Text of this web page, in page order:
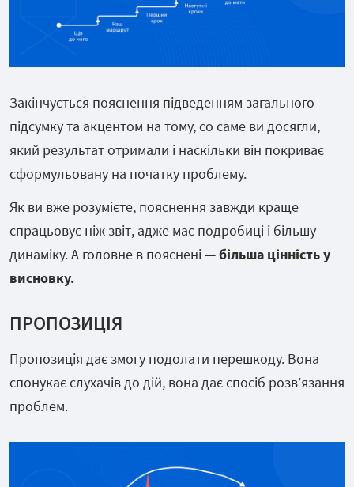
Закінчується пояснення підведенням загального
підсумку та акцентом на тому, со саме ви досягли,
який результат отримали і наскільки він покриває
сформульовану на початку проблему.
Як ви вже розумієте, пояснення завжди краще
спрацьовує ніж звіт, адже має подробиці і більшу
динаміку. А головне в пояснені —більша цінність у
висновку.
ПРОПОЗИЦІЯ
Пропозиція дає змогу подолати перешкоду. Вона
спонукає слухачів до дій, вона дає спосіб розвʼязання
проблем.